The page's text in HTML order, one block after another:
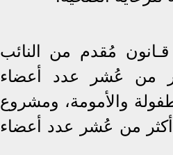
مُقدم من النائب
من عُشر عدد أعضاء
والأمومة، ومشروع
(أكثر من عُشر عدد أعضاء